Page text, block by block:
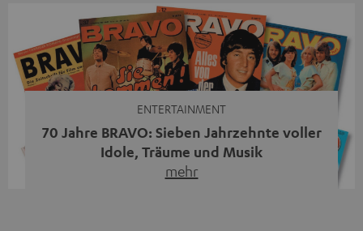
Streaming-System vereint hochwertige HiFi-Technik,
moderne Streaming-Funktionen und hohe Flexibilität in
einem einzigen Gerät – und zeigt, dass man für großen
Sound heute keine klassische HiFi-Anlage mehr braucht.
ENTERTAINMENT
70 Jahre BRAVO: Sieben Jahrzehnte voller
Idole, Träume und Musik
mehr